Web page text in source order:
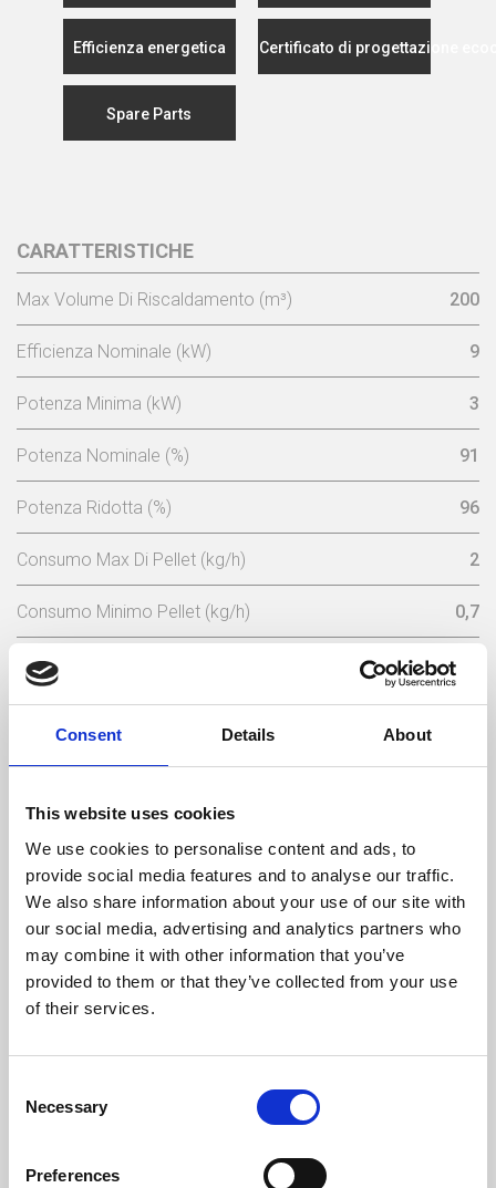
Consent Details About
This website uses cookies
We use cookies to personalise content and ads, to
provide social media features and to analyse our traffic.
We also share information about your use of our site with
our social media, advertising and analytics partners who
may combine it with other information that you’ve
provided to them or that they’ve collected from your use
of their services.
Selection
Necessary
Preferences
Efficienza energetica Certificato di progettazione
Spare Parts
CARATTERISTICHE
Max Volume Di Riscaldamento (m³) 200
Efficienza Nominale (kW) 9
Potenza Minima (kW) 3
Potenza Nominale (%) 91
Potenza Ridotta (%) 96
Consumo Max Di Pellet (kg/h) 2
Consumo Minimo Pellet (kg/h) 0,7
Capacita Serbatoio (Kg) 17,5
Frequenza Elettrica (Hz) 50
Temperatura Massima Del Gas (ºC)
Temperatura Min. Del Gas (ºC)
Peso (kg) 92
Diametro Del Camino (mm)
Rendimento
Potenza